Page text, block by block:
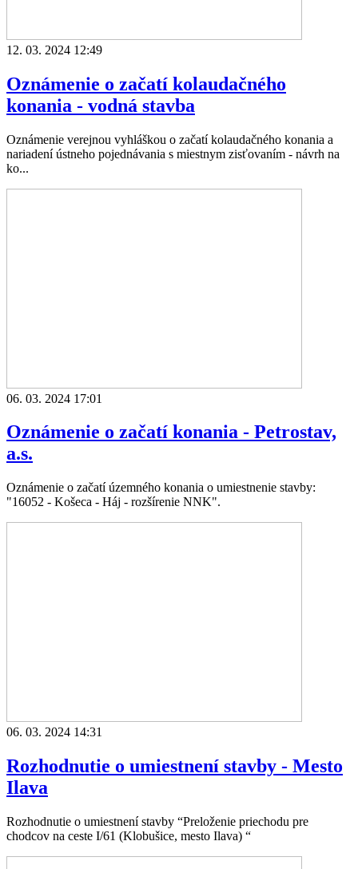
12. 03. 2024 12:49
Oznámenie o začatí kolaudačného
konania - vodná stavba
Oznámenie verejnou vyhláškou o začatí kolaudačného konania a
nariadení ústneho pojednávania s miestnym zisťovaním - návrh na
ko...
06. 03. 2024 17:01
Oznámenie o začatí konania - Petrostav,
a.s.
Oznámenie o začatí územného konania o umiestnenie stavby:
"16052 - Košeca - Háj - rozšírenie NNK".
06. 03. 2024 14:31
Rozhodnutie o umiestnení stavby - Mesto
Ilava
Rozhodnutie o umiestnení stavby “Preloženie priechodu pre
chodcov na ceste I/61 (Klobušice, mesto Ilava) “